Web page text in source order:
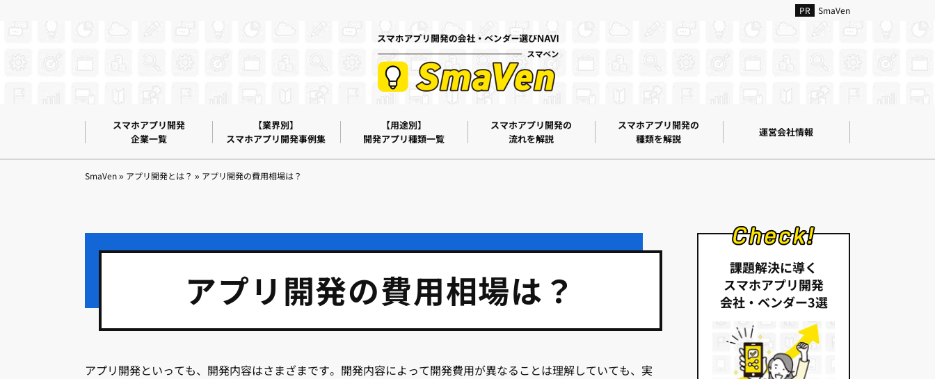
SmaVen
スマホアプリ開発
企業一覧
【業界別】
スマホアプリ開発事例集
【用途別】
開発アプリ種類一覧
スマホアプリ開発の
流れを解説
スマホアプリ開発の
種類を解説
運営会社情報
SmaVen» アプリ開発とは？ » アプリ開発の費用相場は？
アプリ開発の費用相場は？
アプリ開発といっても、開発内容はさまざまです。開発内容によって開発費用が異なることは理解していても、実
課題解決に導く
スマホアプリ開発
会社・ベンダー3選